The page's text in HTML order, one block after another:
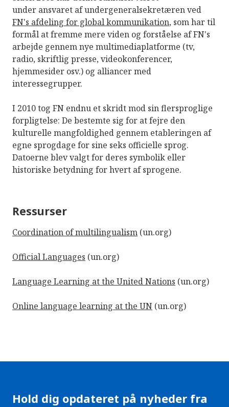
under ansvaret af undergeneralsekretæren ved
FN's afdeling for global kommunikation, som har til
formål at fremme mere viden og forståelse af FN's
arbejde gennem nye multimediaplatforme (tv,
radio, skriftlig presse, videokonferencer,
hjemmesider osv.) og alliancer med
interessegrupper.
I 2010 tog FN endnu et skridt mod sin flersproglige
forpligtelse: De bestemte sig for at fejre den
kulturelle mangfoldighed gennem etableringen af
egne sprogdage for sine seks officielle sprog.
Datoerne blev valgt for deres symbolik eller
historiske betydning for hvert af sprogene.
Ressurser
Coordination of multilingualism (un.org)
Official Languages (un.org)
Language Learning at the United Nations (un.org)
Online language learning at the UN (un.org)
Hold dig opdateret på nyheder fra